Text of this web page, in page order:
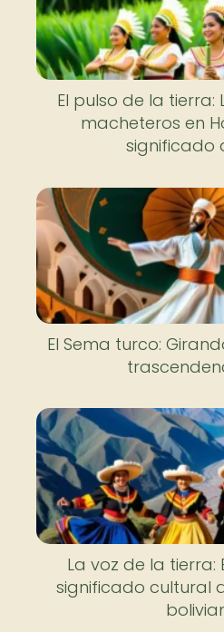
El pulso de la
macheteros en
significado
El Sema turco:
La voz de la tierra:
significado cultural